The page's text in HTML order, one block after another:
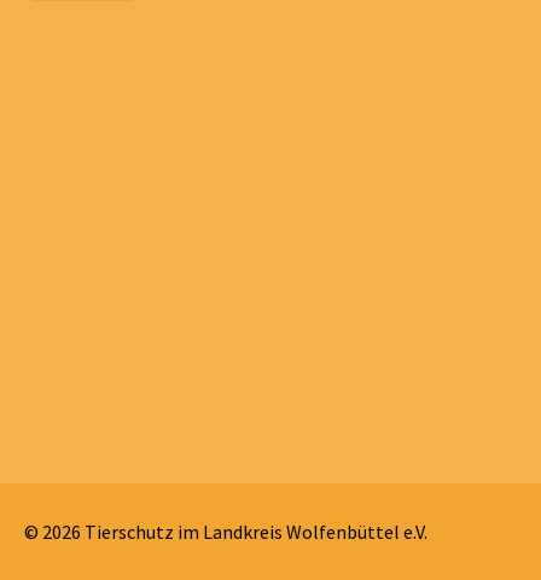
© 2026 Tierschutz im Landkreis Wolfenbüttel e.V.